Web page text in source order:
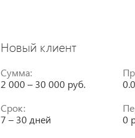
Новый клиент
Сумма:
2 000 – 30 000 руб.
Срок:
7 – 30 дней
0